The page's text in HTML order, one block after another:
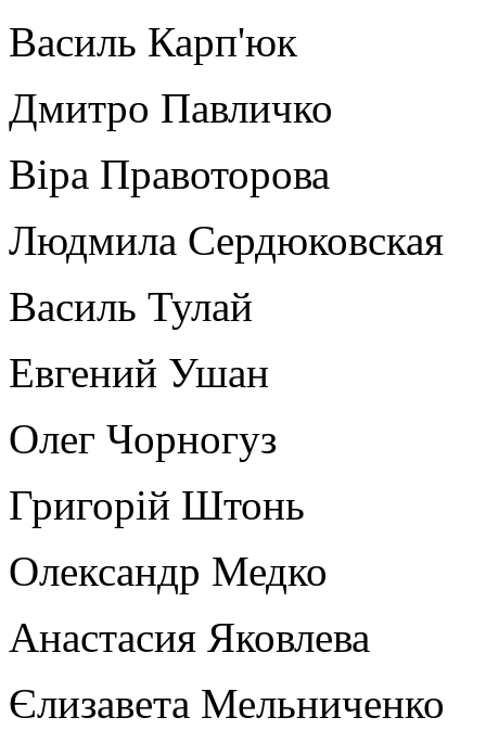
Василь Карп'юк
Дмитро Павличко
Віра Правоторова
Людмила Сердюковская
Василь Тулай
Евгений Ушан
Олег Чорногуз
Григорій Штонь
Олександр Медко
Анастасия Яковлева
Єлизавета Мельниченко